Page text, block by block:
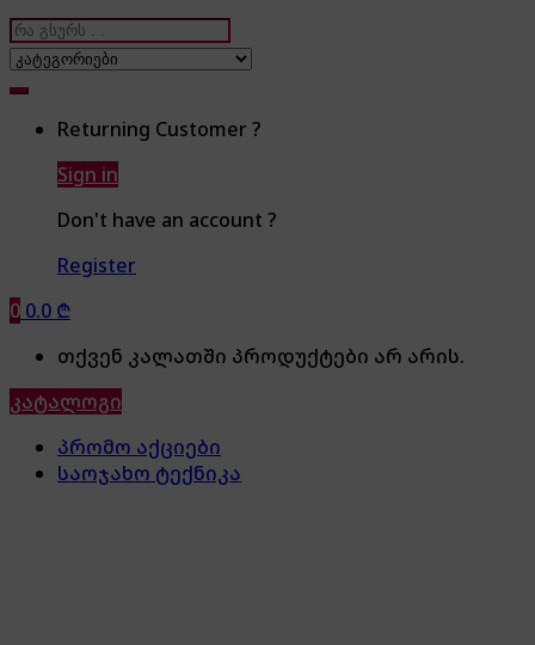
Search
for:
Returning Customer ?
Sign in
Don't have an account ?
Register
0 0.0 ₾
თქვენ კალათში პროდუქტები არ არის.
კატალოგი
პრომო აქციები
საოჯახო ტექნიკა